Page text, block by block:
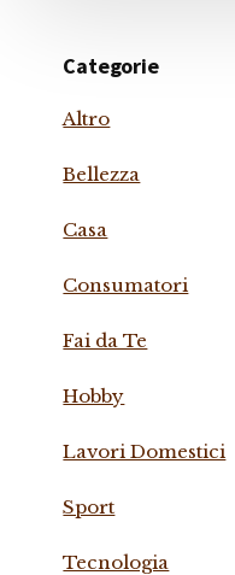
Categorie
Altro
Bellezza
Casa
Consumatori
Fai da Te
Hobby
Lavori Domestici
Sport
Tecnologia